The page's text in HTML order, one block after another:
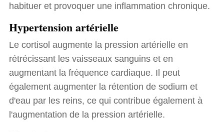
habituer et provoquer une inflammation chronique.
Hypertension artérielle
Le cortisol augmente la pression artérielle en
rétrécissant les vaisseaux sanguins et en
augmentant la fréquence cardiaque. Il peut
également augmenter la rétention de sodium et
d'eau par les reins, ce qui contribue également à
l'augmentation de la pression artérielle.